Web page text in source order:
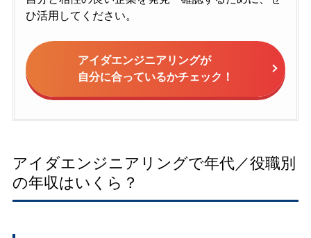
ひ活用してください。
アイダエンジニアリングが
自分に合っているかチェック！
アイダエンジニアリングで年代／役職別
の年収はいくら？